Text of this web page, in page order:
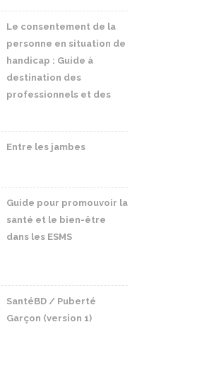
Le consentement de la
personne en situation de
handicap : Guide à
destination des
professionnels et des
Entre les jambes
Guide pour promouvoir la
santé et le bien-être
dans les ESMS
SantéBD / Puberté
Garçon (version 1)